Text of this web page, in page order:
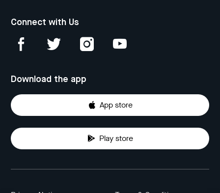
Connect with Us
Download the app
App store
Play store